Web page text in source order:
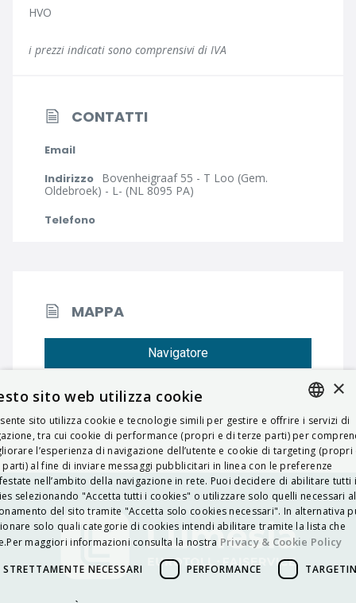
HVO
i prezzi indicati sono comprensivi di IVA
CONTATTI
Email
Indirizzo Bovenheigraaf 55 - T Loo (Gem.
Oldebroek) - L- (NL 8095 PA)
Telefono
MAPPA
Navigatore
ITALIAN
ENGLISH
FRENCH
HUNGARIAN
DEUTSCH
POLSKI
×
sito web utilizza cookie
sito utilizza cookie e tecnologie simili per gestire e offrire i servizi di
tra cui cookie di performance (propri e di terze parti) per
l’esperienza di navigazione dell’utente e cookie di targeting (propri
parti) al fine di inviare messaggi pubblicitari in linea con le preferenze
nell’ambito della navigazione in rete. Puoi decidere di abilitare tutti i
selezionando "Accetta tutti i cookies" o utilizzare solo quelli necessari al
del sito tramite "Accetta solo cookies necessari". In alternativa
solo quali categorie di cookies intendi abilitare tramite la lista che
maggiori informazioni consulta la nostra Privacy & Cookie Policy
STRETTAMENTE NECESSARI PERFORMANCE